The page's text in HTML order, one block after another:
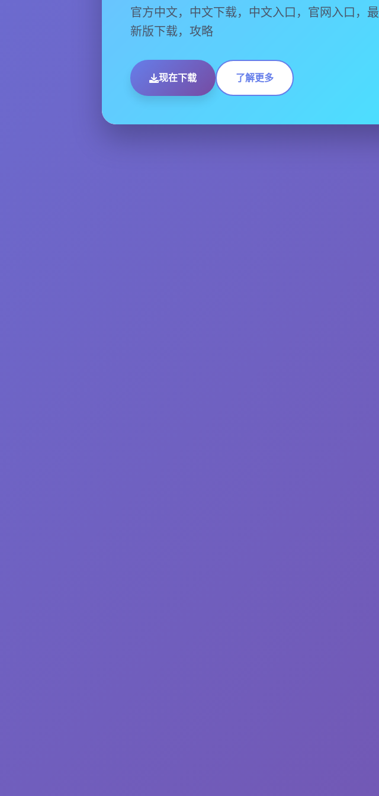
官方中文，中文下载，中文入口，官网入口，最
新版下载，攻略
现在下载 了解更多